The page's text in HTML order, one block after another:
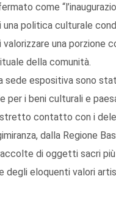
come
politica culturale
una porzione
della comunità.
sede espositiva sono
per i beni culturali e
contatto con i
dalla Regione
di oggetti sacri
degli eloquenti valori